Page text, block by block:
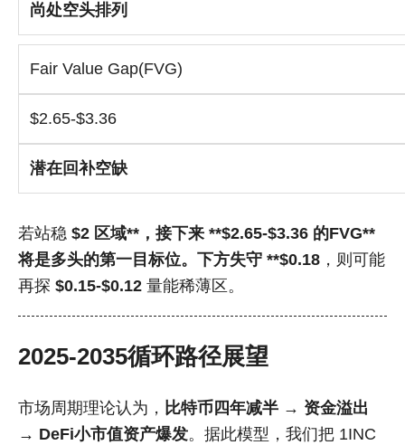
尚处空头排列
Fair Value Gap(FVG)
$2.65-$3.36
潜在回补空缺
若站稳 $2 区域**，接下来 **$2.65-$3.36 的FVG**
将是多头的第一目标位。下方失守 **$0.18 ，则可能
再探 $0.15-$0.12 量能稀薄区。
2025-2035循环路径展望
市场周期理论认为， 比特币四年减半 → 资金溢出
→ DeFi小市值资产爆发。据此模型，我们把 1INC